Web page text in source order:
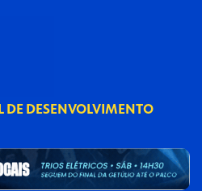
DE DESENVOLVIMENTO